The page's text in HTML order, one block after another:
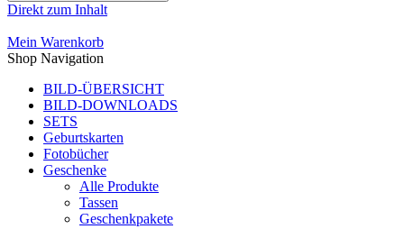
Direkt zum Inhalt
Mein Warenkorb
Shop Navigation
BILD-ÜBERSICHT
BILD-DOWNLOADS
SETS
Geburtskarten
Fotobücher
Geschenke
Alle Produkte
Tassen
Geschenkpakete